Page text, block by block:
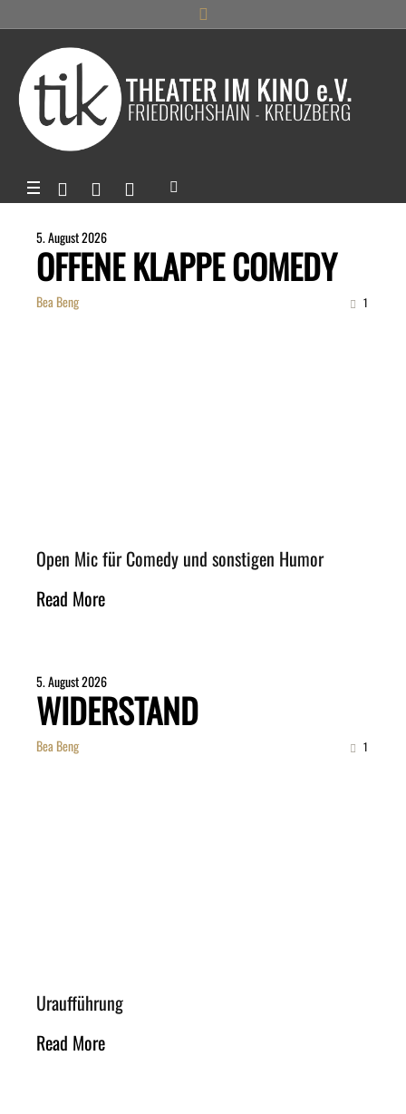
5. August 2026
OFFENE KLAPPE COMEDY
Bea Beng 1
Open Mic für Comedy und sonstigen Humor
Read More
5. August 2026
WIDERSTAND
Bea Beng 1
Uraufführung
Read More